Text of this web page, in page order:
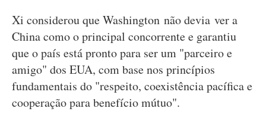
Xi considerou que Washington não devia ver a
China como o principal concorrente e garantiu
que o país está pronto para ser um "parceiro e
amigo" dos EUA, com base nos princípios
fundamentais do "respeito, coexistência pacífica e
cooperação para benefício mútuo".